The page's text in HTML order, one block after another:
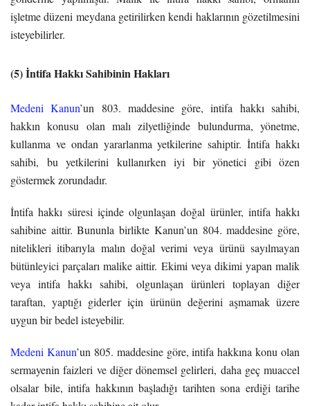
işletme düzeni meydana getirilirken kendi haklarının gözetilmesini
isteyebilirler.
(5) İntifa Hakkı Sahibinin Hakları
Medeni Kanun’un 803. maddesine göre, intifa hakkı sahibi,
hakkın konusu olan malı zilyetliğinde bulundurma, yönetme,
kullanma ve ondan yararlanma yetkilerine sahiptir. İntifa hakkı
sahibi, bu yetkilerini kullanırken iyi bir yönetici gibi özen
göstermek zorundadır.
İntifa hakkı süresi içinde olgunlaşan doğal ürünler, intifa hakkı
sahibine aittir. Bununla birlikte Kanun’un 804. maddesine göre,
nitelikleri itibarıyla malın doğal verimi veya ürünü sayılmayan
bütünleyici parçaları malike aittir. Ekimi veya dikimi yapan malik
veya intifa hakkı sahibi, olgunlaşan ürünleri toplayan diğer
taraftan, yaptığı giderler için ürünün değerini aşmamak üzere
uygun bir bedel isteyebilir.
Medeni Kanun’un 805. maddesine göre, intifa hakkına konu olan
sermayenin faizleri ve diğer dönemsel gelirleri, daha geç muaccel
olsalar bile, intifa hakkının başladığı tarihten sona erdiği tarihe